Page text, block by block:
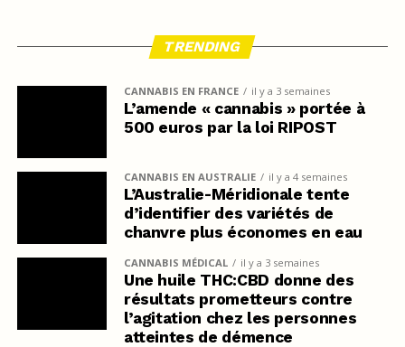
TRENDING
CANNABIS EN FRANCE il y a 3 semaines
L’amende « cannabis » portée à
500 euros par la loi RIPOST
CANNABIS EN AUSTRALIE il y a 4 semaines
L’Australie-Méridionale tente
d’identifier des variétés de
chanvre plus économes en eau
CANNABIS MÉDICAL il y a 3 semaines
Une huile THC:CBD donne des
résultats prometteurs contre
l’agitation chez les personnes
atteintes de démence